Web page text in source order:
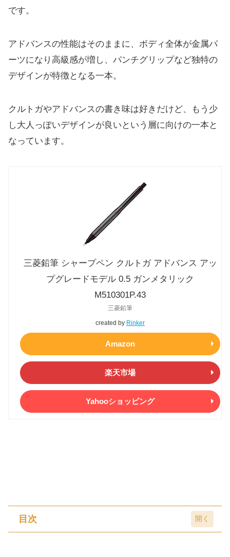
です。
アドバンスの性能はそのままに、ボディ全体が金属パ
ーツになり高級感が増し、パンチグリップなど独特の
デザインが特徴となる一本。
クルトガやアドバンスの書き味は好きだけど、もう少
し大人っぽいデザインが良いという層に向けの一本と
なっています。
三菱鉛筆 シャープペン クルトガ アドバンス アッ
プグレードモデル 0.5 ガンメタリック
M510301P.43
created by Rinker
三菱鉛筆
Amazon
楽天市場
Yahooショッピング
目次